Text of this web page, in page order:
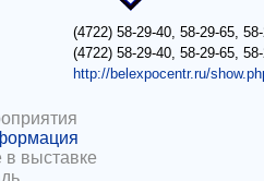
(4722) 58-29-40, 58-29-65,
(4722) 58-29-40, 58-29-65,
http://belexpocentr.ru/
в выставке